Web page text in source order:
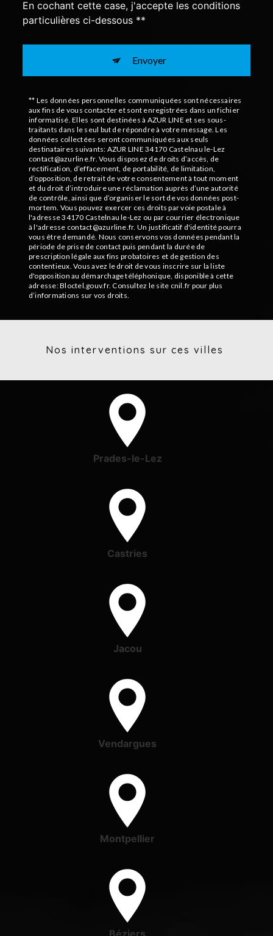
En cochant cette case, j'accepte les conditions
particulières ci-dessous **
Envoyer
** Les données personnelles communiquées sont nécessaires
aux fins de vous contacter et sont enregistrées dans un fichier
informatisé. Elles sont destinées à AZUR LINE et ses sous-
traitants dans le seul but de répondre à votre message. Les
données collectées seront communiquées aux seuls
destinataires suivants: AZUR LINE 34170 Castelnau le-Lez
contact@azurline.fr. Vous disposez de droits d’accès, de
rectification, d’effacement, de portabilité, de limitation,
d’opposition, de retrait de votre consentement à tout moment
et du droit d’introduire une réclamation auprès d’une autorité
de contrôle, ainsi que d’organiser le sort de vos données post-
mortem. Vous pouvez exercer ces droits par voie postale à
l'adresse 34170 Castelnau le-Lez ou par courrier électronique
à l'adresse contact@azurline.fr. Un justificatif d'identité pourra
vous être demandé. Nous conservons vos données pendant la
période de prise de contact puis pendant la durée de
prescription légale aux fins probatoires et de gestion des
contentieux. Vous avez le droit de vous inscrire sur la liste
d'opposition au démarchage téléphonique, disponible à cette
adresse:Bloctel.gouv.fr. Consultez le site cnil.fr pour plus
d’informations sur vos droits.
Nos interventions sur ces villes
Prades-le-Lez
Castries
Jacou
Vendargues
Montpellier
Béziers